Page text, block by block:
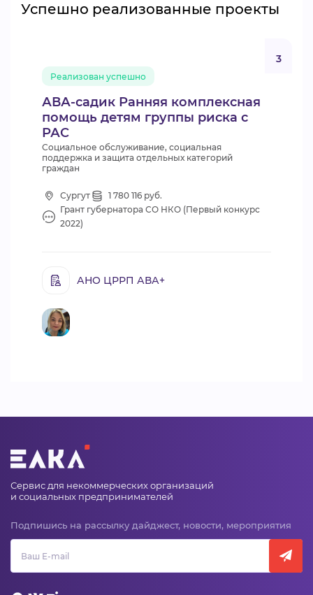
Успешно реализованные проекты
АВА-садик Ранняя комплексная
помощь детям группы риска с
РАС
Реализован успешно
3
Социальное обслуживание, социальная
поддержка и защита отдельных категорий
граждан
Сургут
1 780 116 руб.
Грант губернатора СО НКО (Первый конкурс
2022)
АНО ЦРРП АВА+
Сервис для некоммерческих организаций
и социальных предпринимателей
Подпишись на рассылку дайджест, новости, мероприятия